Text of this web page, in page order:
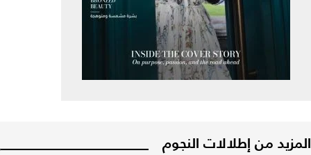
المزيد من إطلالات النجوم